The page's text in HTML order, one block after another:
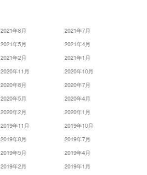
2021年8月
2021年7月
2021年5月
2021年4月
2021年2月
2021年1月
2020年11月
2020年10月
2020年8月
2020年7月
2020年5月
2020年4月
2020年2月
2020年1月
2019年11月
2019年10月
2019年8月
2019年7月
2019年5月
2019年4月
2019年2月
2019年1月